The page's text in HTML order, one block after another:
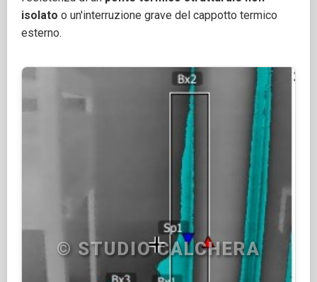
isolato o un'interruzione grave del cappotto termico
esterno.